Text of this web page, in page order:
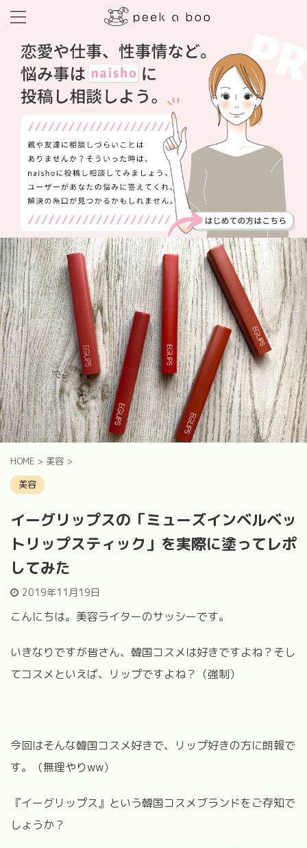
HOME > 美容 >
美容
イーグリップスの「ミューズインベルベッ
トリップスティック」を実際に塗ってレポ
してみた
2019年11月19日
こんにちは。美容ライターのサッシーです。
いきなりですが皆さん、韓国コスメは好きですよね？そし
てコスメといえば、リップですよね？（強制）
今回はそんな韓国コスメ好きで、リップ好きの方に朗報で
す。（無理やりww）
『イーグリップス』という韓国コスメブランドをご存知で
しょうか？